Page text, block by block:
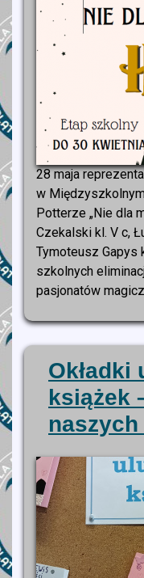
28 maja
w
Potterze „Nie dla
Czekalski kl. V c,
Tymoteusz Gapys
szkolnych
pasjonatów
Okładki
książek